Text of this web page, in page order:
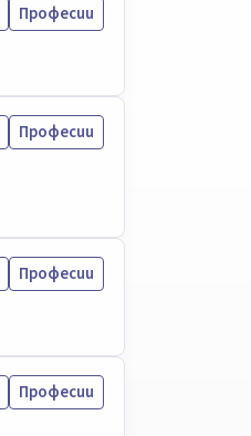
Професии
Професии
Професии
Професии